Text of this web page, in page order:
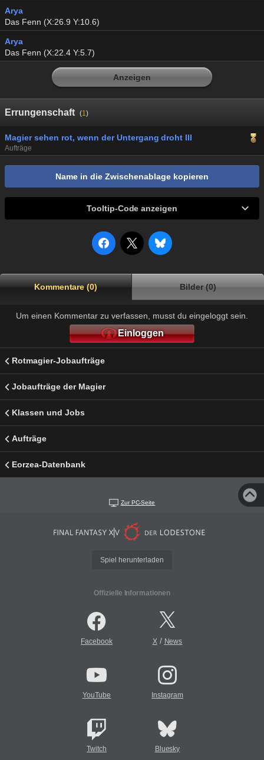
Arya
Das Fenn (X:26.9 Y:10.6)
Arya
Das Fenn (X:22.4 Y:5.7)
Anzeigen
Errungenschaft (1)
Magier sehen rot, wenn der Untergang droht III
Aufträge
Name in die Zwischenablage kopieren
Tooltip-Code anzeigen
Kommentare (0) Bilder (0)
Um einen Kommentar zu verfassen, musst du eingeloggt sein.
Einloggen
Rotmagier-Jobaufträge
Jobaufträge der Magier
Klassen und Jobs
Aufträge
Eorzea-Datenbank
Zur PC-Seite
Spiel herunterladen
Offizielle Informationen
Facebook X/ News
YouTube Instagram
Twitch Bluesky